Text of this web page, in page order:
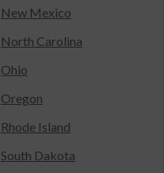
New Mexico
North Carolina
Ohio
Oregon
Rhode Island
South Dakota